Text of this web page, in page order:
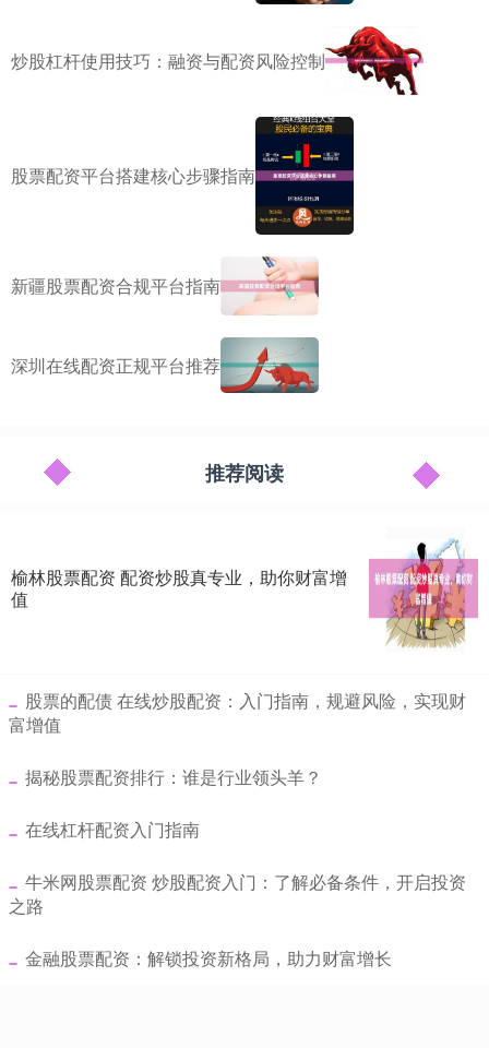
炒股杠杆使用技巧：融资与配资风险控制
股票配资平台搭建核心步骤指南
新疆股票配资合规平台指南
深圳在线配资正规平台推荐
推荐阅读
榆林股票配资 配资炒股真专业，助你财富增
值
​股票的配债 在线炒股配资：入门指南，规避风险，实现财
富增值
​揭秘股票配资排行：谁是行业领头羊？
​在线杠杆配资入门指南
​牛米网股票配资 炒股配资入门：了解必备条件，开启投资
之路
​金融股票配资：解锁投资新格局，助力财富增长